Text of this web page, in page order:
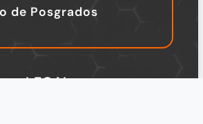
de Posgrados
LEGAL